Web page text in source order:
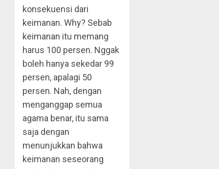
konsekuensi dari
keimanan. Why? Sebab
keimanan itu memang
harus 100 persen. Nggak
boleh hanya sekedar 99
persen, apalagi 50
persen. Nah, dengan
menganggap semua
agama benar, itu sama
saja dengan
menunjukkan bahwa
keimanan seseorang